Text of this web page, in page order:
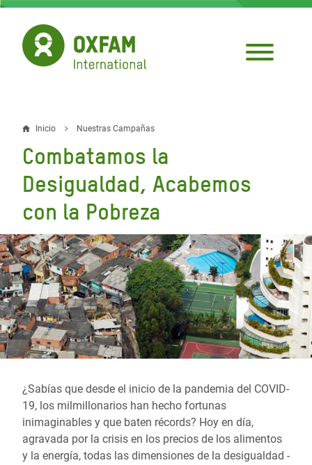
Pasar
contenido
principal
Sobrescribir
enlaces
de
ayuda
a
la
navegación
Inicio Nuestras Campañas
Combatamos la
Desigualdad, Acabemos
con la Pobreza
¿Sabías que desde el inicio de la pandemia del COVID-
19, los milmillonarios han hecho fortunas
inimaginables y que baten récords? Hoy en día,
agravada por la crisis en los precios de los alimentos
y la energía, todas las dimensiones de la desigualdad -